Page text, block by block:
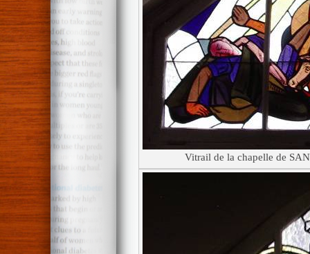
Vitrail de la chapelle de